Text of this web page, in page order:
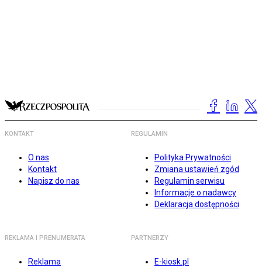
KONTAKT
O nas
Kontakt
Napisz do nas
REGULAMIN
Polityka Prywatności
Zmiana ustawień zgód
Regulamin serwisu
Informacje o nadawcy
Deklaracja dostępności
REKLAMA I PRENUMERATA
Reklama
PARTNERZY
E-kiosk.pl